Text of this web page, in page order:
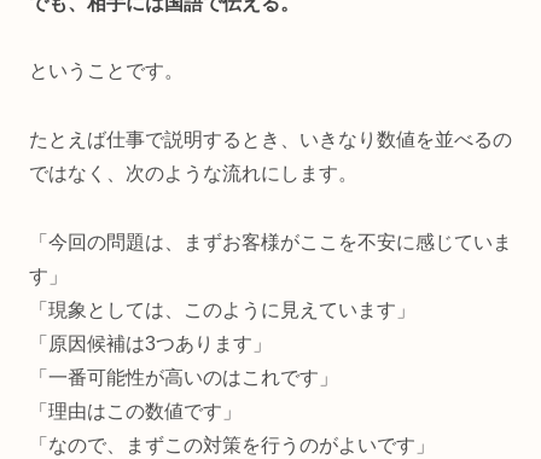
ということです。
たとえば仕事で説明するとき、いきなり数値を並べるの
ではなく、次のような流れにします。
「今回の問題は、まずお客様がここを不安に感じていま
す」
「現象としては、このように見えています」
「原因候補は3つあります」
「一番可能性が高いのはこれです」
「理由はこの数値です」
「なので、まずこの対策を行うのがよいです」